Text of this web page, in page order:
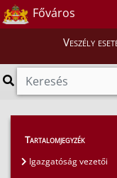
Főváros
Veszély
Magunkról
Igazgatóság
Tartalomjegyzék
Igazgatóság vezetői